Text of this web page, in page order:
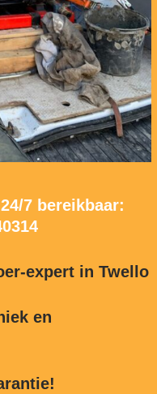
7 bereikbaar:
expert in Twello
en